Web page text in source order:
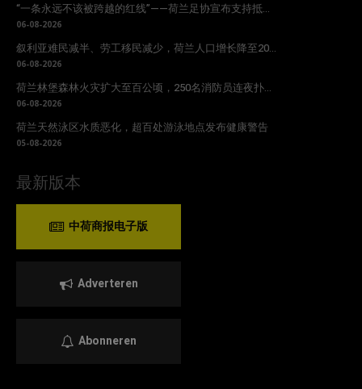
“一条永远不该被跨越的红线”——荷兰足协宣布支持抵...
06-08-2026
叙利亚难民减半、劳工移民减少，荷兰人口增长降至20...
06-08-2026
荷兰林堡森林火灾扩大至百公顷，250名消防员连夜扑...
06-08-2026
荷兰天然泳区水质恶化，超百处游泳地点发布健康警告
05-08-2026
最新版本
中荷商报电子版
Adverteren
Abonneren